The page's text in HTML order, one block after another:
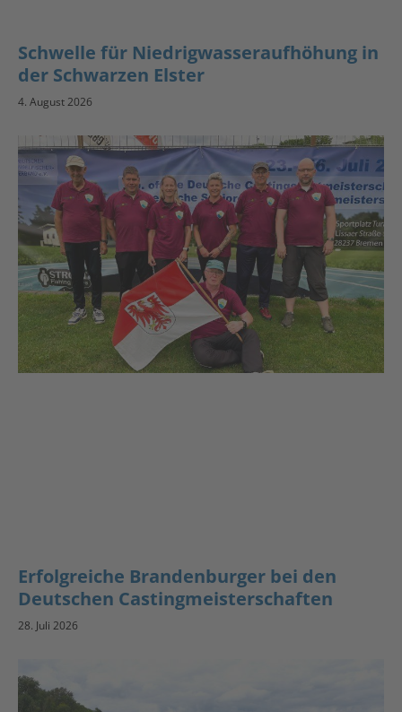
Schwelle für Niedrigwasseraufhöhung in
der Schwarzen Elster
4. August 2026
Erfolgreiche Brandenburger bei den
Deutschen Castingmeisterschaften
28. Juli 2026